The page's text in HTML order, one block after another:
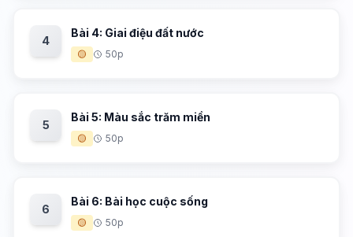
4
Bài 4: Giai điệu đất nước
🟡 50p
5
Bài 5: Màu sắc trăm miền
🟡 50p
6
Bài 6: Bài học cuộc sống
🟡 50p